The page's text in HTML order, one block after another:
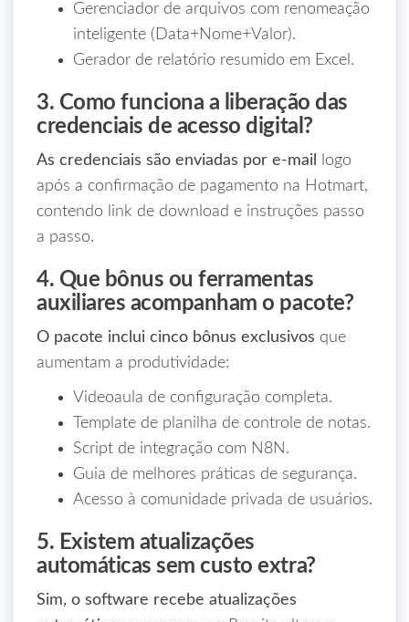
Gerenciador de arquivos com renomeação
inteligente (Data+Nome+Valor).
Gerador de relatório resumido em Excel.
3. Como funciona a liberação das
credenciais de acesso digital?
As credenciais são enviadas por e‑mail
logo
após a confirmação de pagamento na Hotmart,
contendo link de download e instruções passo
a passo.
4. Que bônus ou ferramentas
auxiliares acompanham o pacote?
O pacote inclui cinco bônus exclusivos que
aumentam a produtividade:
Videoaula de configuração completa.
Template de planilha de controle de notas.
Script de integração com N8N.
Guia de melhores práticas de segurança.
Acesso à comunidade privada de usuários.
5. Existem atualizações
automáticas sem custo extra?
Sim, o software recebe atualizações